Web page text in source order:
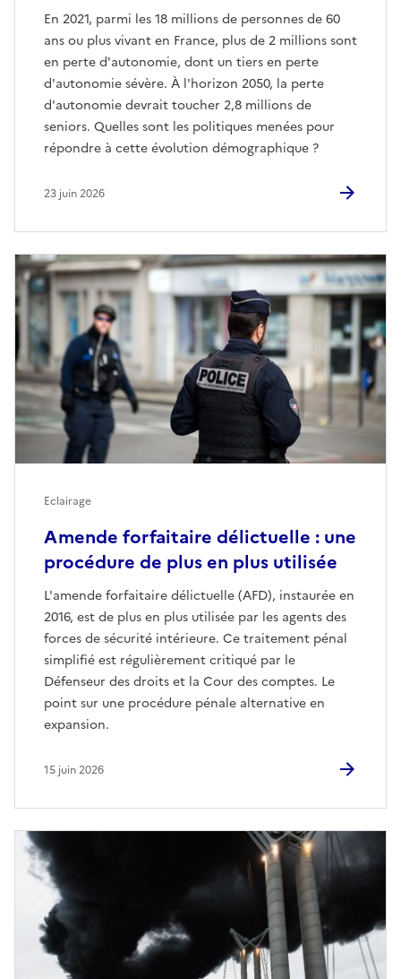
En 2021, parmi les 18 millions de personnes de 60
ans ou plus vivant en France, plus de 2 millions sont
en perte d'autonomie, dont un tiers en perte
d'autonomie sévère. À l'horizon 2050, la perte
d'autonomie devrait toucher 2,8 millions de
seniors. Quelles sont les politiques menées pour
répondre à cette évolution démographique ?
23 juin 2026
Amende forfaitaire délictuelle : une
procédure de plus en plus utilisée
L'amende forfaitaire délictuelle (AFD), instaurée en
2016, est de plus en plus utilisée par les agents des
forces de sécurité intérieure. Ce traitement pénal
simplifié est régulièrement critiqué par le
Défenseur des droits et la Cour des comptes. Le
point sur une procédure pénale alternative en
expansion.
Eclairage
15 juin 2026